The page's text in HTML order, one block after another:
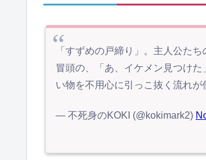
「すずめの戸締り」。主人公た
冒頭の、「あ、イケメン見つけ
い物を不用心に引っこ抜く流れが
— 不死身のKOKI (@kokimark2)